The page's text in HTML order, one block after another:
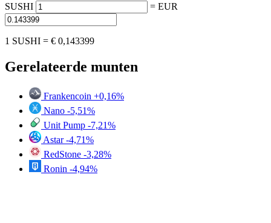
SUSHI = EUR
1 SUSHI = € 0,143399
Gerelateerde munten
Frankencoin +0,16%
Nano -5,51%
Unit Pump -7,21%
Astar -4,71%
RedStone -3,28%
Ronin -4,94%